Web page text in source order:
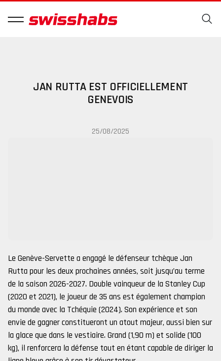
JAN RUTTA EST OFFICIELLEMENT
GENEVOIS
25/08/2025
Le Genève-Servette a engagé le défenseur tchèque Jan
Rutta pour les deux prochaines années, soit jusqu’au terme
de la saison 2026-2027. Double vainqueur de la Stanley Cup
(2020 et 2021), le joueur de 35 ans est également champion
du monde avec la Tchéquie (2024). Son expérience et son
envie de gagner constitueront un atout majeur, aussi bien sur
la glace que dans le vestiaire. Grand (1,90 m) et solide (100
kg), il renforcera la défense tout en étant capable de diriger la